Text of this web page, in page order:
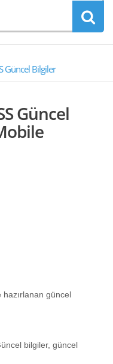
Güncel Bilgiler
Güncel
hazırlanan güncel
bilgiler, güncel